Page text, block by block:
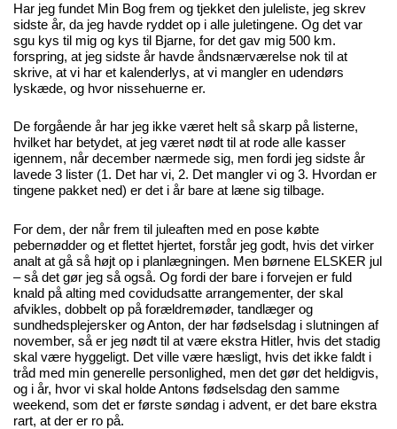
Har jeg fundet Min Bog frem og tjekket den juleliste, jeg skrev
sidste år, da jeg havde ryddet op i alle juletingene. Og det var
sgu kys til mig og kys til Bjarne, for det gav mig 500 km.
forspring, at jeg sidste år havde åndsnærværelse nok til at
skrive, at vi har et kalenderlys, at vi mangler en udendørs
lyskæde, og hvor nissehuerne er.
De forgående år har jeg ikke været helt så skarp på listerne,
hvilket har betydet, at jeg været nødt til at rode alle kasser
igennem, når december nærmede sig, men fordi jeg sidste år
lavede 3 lister (1. Det har vi, 2. Det mangler vi og 3. Hvordan er
tingene pakket ned) er det i år bare at læne sig tilbage.
For dem, der når frem til juleaften med en pose købte
pebernødder og et flettet hjertet, forstår jeg godt, hvis det virker
analt at gå så højt op i planlægningen. Men børnene ELSKER jul
– så det gør jeg så også. Og fordi der bare i forvejen er fuld
knald på alting med covidudsatte arrangementer, der skal
afvikles, dobbelt op på forældremøder, tandlæger og
sundhedsplejersker og Anton, der har fødselsdag i slutningen af
november, så er jeg nødt til at være ekstra Hitler, hvis det stadig
skal være hyggeligt. Det ville være hæsligt, hvis det ikke faldt i
tråd med min generelle personlighed, men det gør det heldigvis,
og i år, hvor vi skal holde Antons fødselsdag den samme
weekend, som det er første søndag i advent, er det bare ekstra
rart, at der er ro på.